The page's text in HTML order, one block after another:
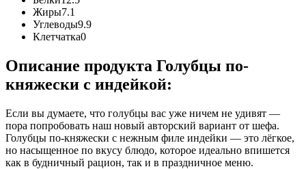
Жиры7.1
Углеводы9.9
Клетчатка0
Описание продукта Голубцы по-
княжески с индейкой:
Если вы думаете, что голубцы вас уже ничем не удивят —
пора попробовать наш новый авторский вариант от шефа.
Голубцы по-княжески с нежным филе индейки — это лёгкое,
но насыщенное по вкусу блюдо, которое идеально впишется
как в будничный рацион, так и в праздничное меню.